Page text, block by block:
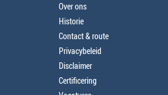
Over ons
Historie
Contact & route
Privacybeleid
Disclaimer
Certificering